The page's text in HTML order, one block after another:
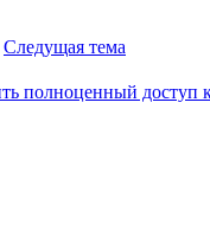
Следущая тема
полноценный доступ